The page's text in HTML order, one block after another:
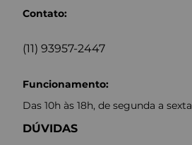
Contato:
(11) 93957-2447
Funcionamento:
Das 10h às 18h, de segunda a sexta
DÚVIDAS